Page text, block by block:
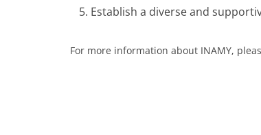
Establish a diverse and
For more information about INAMY,